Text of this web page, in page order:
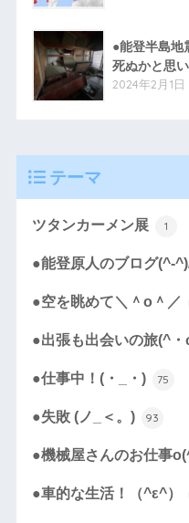
●能登半島
死ぬかと思い
2024年2月1日
テーマ
ツタンカーメン展 1
●能登原人のブログ(^-
●空を眺めて＼＾o＾／
●出張も出会いの旅(^
●仕事中！(・_・) 75
●失敗 (ノ_＜。) 93
●機械屋さんのお仕事
●車的な生活！（^ε^）